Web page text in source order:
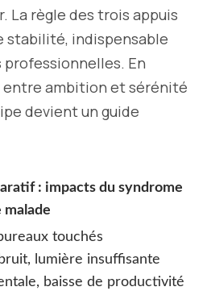
La règle des trois appuis
stabilité, indispensable
En
entre ambition et sérénité
devient un guide
: impacts du syndrome
malade
touchés
lumière insuffisante
baisse de productivité